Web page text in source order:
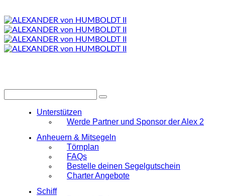
Unterstützen
Werde Partner und Sponsor der Alex 2
Anheuern & Mitsegeln
Törnplan
FAQs
Bestelle deinen Segelgutschein
Charter Angebote
Schiff